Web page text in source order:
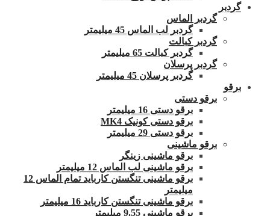
گردبر
گردبر الماس
گردبر لب الماس 45 میلیمتر
گردبر کبالت
گردبر کبالت 65 میلیمتر
گردبر پرسلان
گردبر پرسلان 45 میلیمتر
برقو
برقو دستی
برقو دستی 16 میلیمتر
برقو دستی کونیک MK4
برقو دستی 29 میلیمتر
برقو ماشینی
برقو ماشینی زینگر
برقو ماشینی لب الماس 12 میلیمتر
برقو ماشینی تنگستن کارباید تمام الماس 12
میلیمتر
برقو ماشینی تنگستن کارباید 16 میلیمتر
برقو ماشینی 9.55 میلیمتر